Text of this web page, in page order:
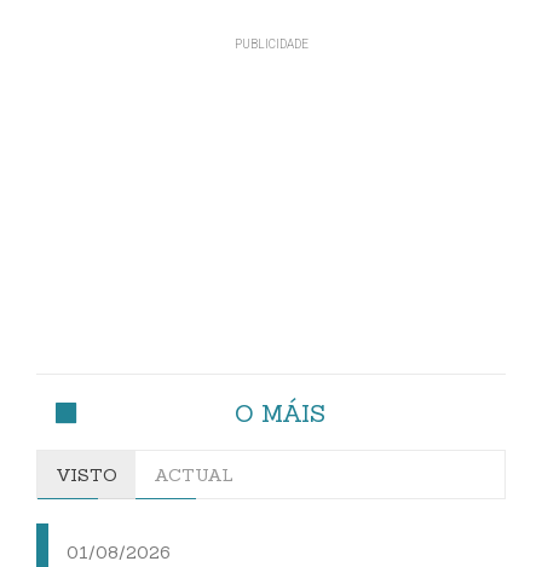
O MÁIS
VISTO ACTUAL
01/08/2026